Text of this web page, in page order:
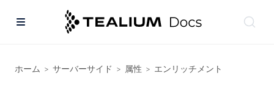
ホーム > サーバーサイド > 属性 > エンリッチメント